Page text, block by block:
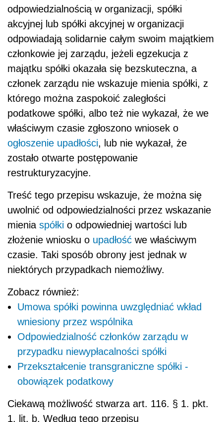
odpowiedzialnością w organizacji, spółki
akcyjnej lub spółki akcyjnej w organizacji
odpowiadają solidarnie całym swoim majątkiem
członkowie jej zarządu, jeżeli egzekucja z
majątku spółki okazała się bezskuteczna, a
członek zarządu nie wskazuje mienia spółki, z
którego można zaspokoić zaległości
podatkowe spółki, albo też nie wykazał, że we
właściwym czasie zgłoszono wniosek o
ogłoszenie upadłości, lub nie wykazał, że
zostało otwarte postępowanie
restrukturyzacyjne.
Treść tego przepisu wskazuje, że można się
uwolnić od odpowiedzialności przez wskazanie
mienia spółki o odpowiedniej wartości lub
złożenie wniosku o upadłość we właściwym
czasie. Taki sposób obrony jest jednak w
niektórych przypadkach niemożliwy.
Zobacz również:
Umowa spółki powinna uwzględniać wkład
wniesiony przez wspólnika
Odpowiedzialność członków zarządu w
przypadku niewypłacalności spółki
Przekształcenie transgraniczne spółki -
obowiązek podatkowy
Ciekawą możliwość stwarza art. 116. § 1. pkt.
1. lit. b. Według tego przepisu